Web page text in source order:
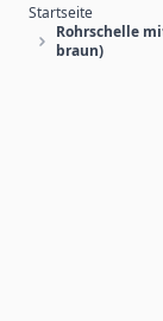
Startseite
Rohrschelle
braun)